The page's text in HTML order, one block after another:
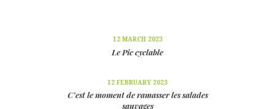
12 MARCH 2023
Le Pic cyclable
12 FEBRUARY 2023
C’est le moment de ramasser les salades
sauvages